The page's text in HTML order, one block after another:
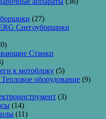
(27)
Снегоуборщики
Станки
к мотоблоку (5)
Тепловое оборудование (9)
(3)
(14)
(11)